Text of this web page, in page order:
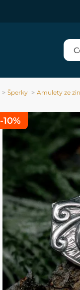
Šperky Amulety ze
-10%